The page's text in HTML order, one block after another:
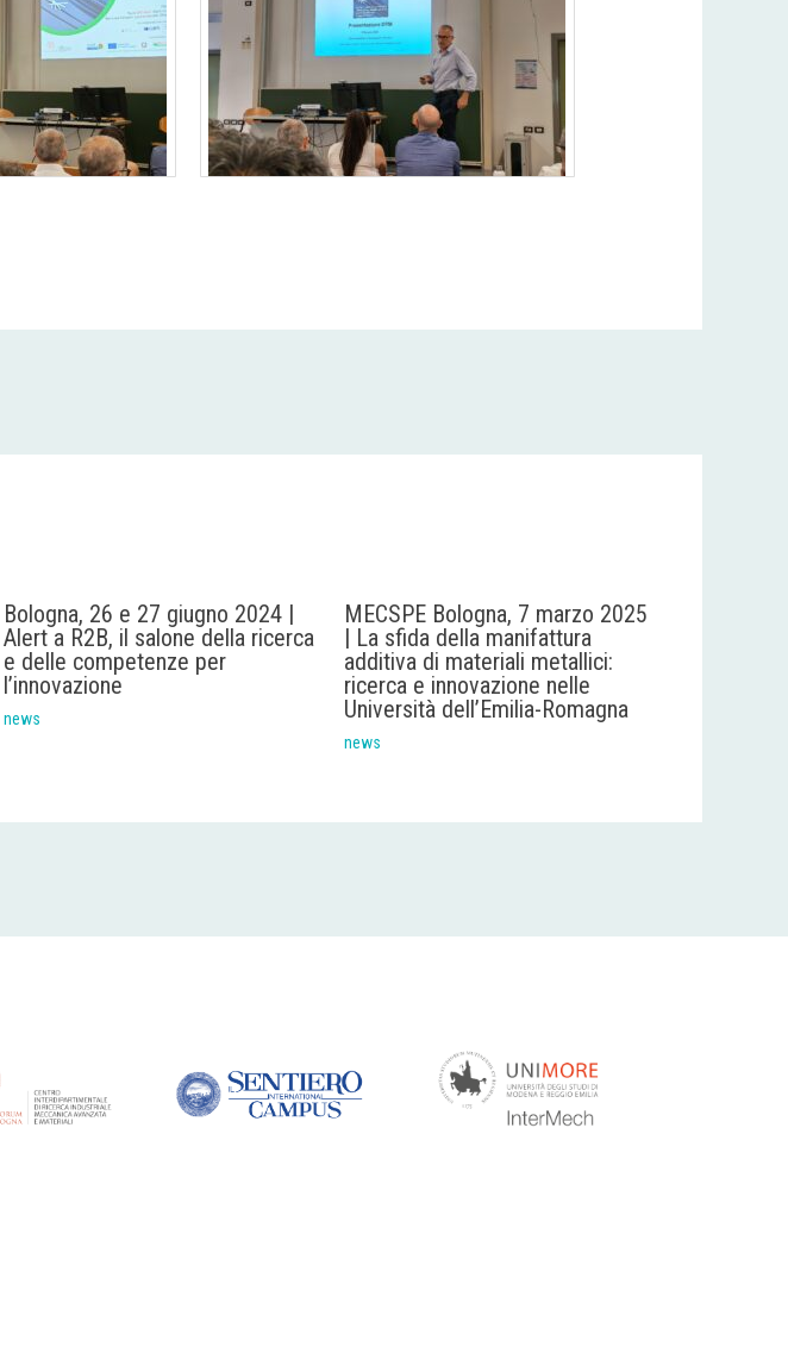
Bologna, 26 e 27 giugno 2024 |
Alert a R2B, il salone della ricerca
e delle competenze per
l’innovazione
news
MECSPE Bologna, 7 marzo 2025
| La sfida della manifattura
additiva di materiali metallici:
ricerca e innovazione nelle
Università dell’Emilia-Romagna
news